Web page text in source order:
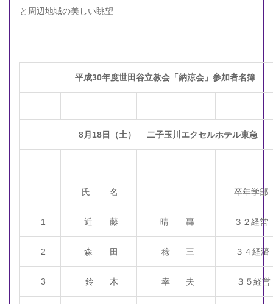
と周辺地域の美しい眺望
平成30年度世田谷立教会「納涼会」参加者名簿
8月18日（土） 二子玉川エクセルホテル東急
氏 名 卒年学部
1 近 藤 晴 轟 ３２経営
2 森 田 稔 三 ３４経済
3 鈴 木 幸 夫 ３５経営